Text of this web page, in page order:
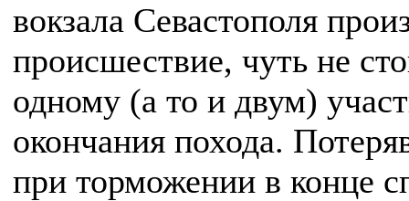
вокзала Севастополя
происшествие, чуть не
одному (а то и двум)
окончания похода.
при торможении в конце